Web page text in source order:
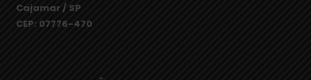
Cajamar / SP
CEP: 07776-470